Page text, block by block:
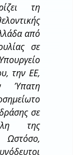
τη
από
σε
την ΕΕ,
Ύπατη
σε
της